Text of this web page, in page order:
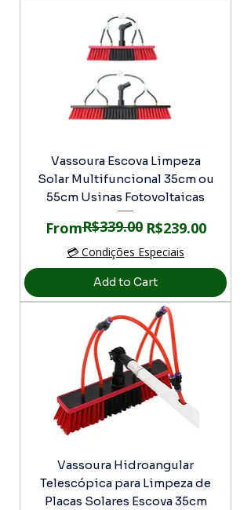
Vassoura Escova Limpeza
Solar Multifuncional 35cm ou
55cm Usinas Fotovoltaicas
From
Regular Price
R$339.00 R$239.00
Sale Price
💳 Condições Especiais
Add to Cart
Vassoura Hidroangular
Telescópica para Limpeza de
Placas Solares Escova 35cm